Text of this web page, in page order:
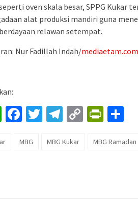
oven skala besar, SPPG Kukar
alat produksi mandiri guna
relawan setempat.
Nur Fadillah Indah/mediaetam.com
WhatsApp
Facebook
Twitter
Telegram
Copy
MBG MBG Kukar MBG Ramadan